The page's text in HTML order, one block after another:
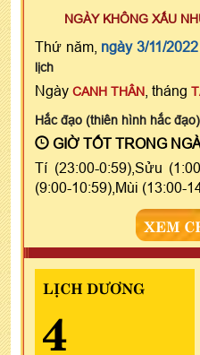
NGÀY KHÔNG XẤU
Thứ năm, ngày 3/11/2022
lịch
Ngày CANH THÂN , tháng
Hắc đạo (thiên hình hắc đạo)
GIỜ TỐT TRONG
Tí (23:00-0:59),Sửu
(9:00-10:59),Mùi (13:00-
XEM
LỊCH DƯƠNG
4